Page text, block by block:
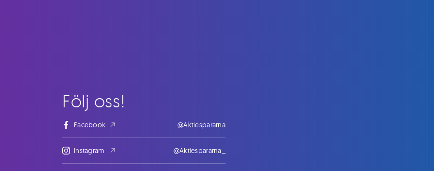
Följ oss!
Facebook @Aktiespararna
Instagram @Aktiespararna_